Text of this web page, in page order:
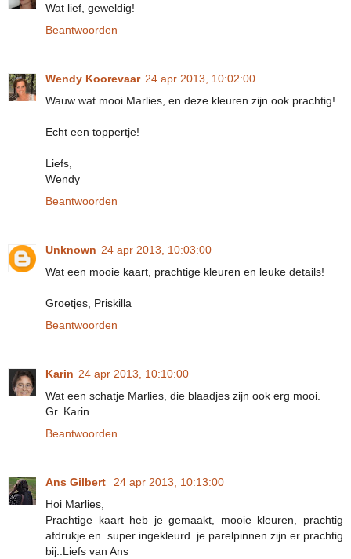
Wat lief, geweldig!
Beantwoorden
Wendy Koorevaar 24 apr 2013, 10:02:00
Wauw wat mooi Marlies, en deze kleuren zijn ook prachtig!
Echt een toppertje!
Liefs,
Wendy
Beantwoorden
Unknown 24 apr 2013, 10:03:00
Wat een mooie kaart, prachtige kleuren en leuke details!
Groetjes, Priskilla
Beantwoorden
Karin 24 apr 2013, 10:10:00
Wat een schatje Marlies, die blaadjes zijn ook erg mooi.
Gr. Karin
Beantwoorden
Ans Gilbert
24 apr 2013, 10:13:00
Hoi Marlies,
Prachtige kaart heb je gemaakt, mooie kleuren, prachtig
afdrukje en..super ingekleurd..je parelpinnen zijn er prachtig
bij..Liefs van Ans